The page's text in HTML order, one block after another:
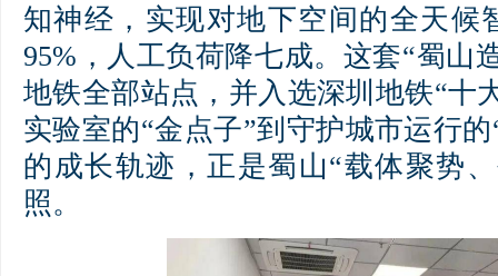
知神经，实现对地下空间的全天候
95%，人工负荷降七成。这套“蜀山
地铁全部站点，并入选深圳地铁“十
实验室的“金点子”到守护城市运行
的成长轨迹，正是蜀山“载体聚势
照。